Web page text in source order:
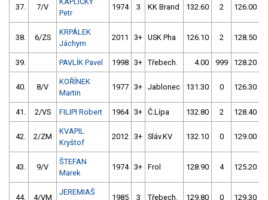
37. 7/V
Petr
1974 3 KK Brand 132.60 2 126.00
38. 6/ZS
KRPÁLEK
Jáchym
2011 3+ USK Pha 126.10 2 128.50
39. PAVLÍK Pavel 1998 3+ Třebech. 4.00 999 128.20
40. 8/V
KOŘÍNEK
Martin
1977 3+ Jablonec 131.30 0 126.30
41. 2/VS FILIPI Robert 1964 3+ Č.Lípa 132.80 2 128.40
42. 2/ZM
KVAPIL
Kryštof
2012 3+ Sláv.KV 132.10 0 129.00
43. 9/V
ŠTEFAN
Marek
1974 3+ Frol 128.90 4 125.20
44. 4/VM
JEREMIAŠ
1985 3 Třebech. 129.80 0 129.30